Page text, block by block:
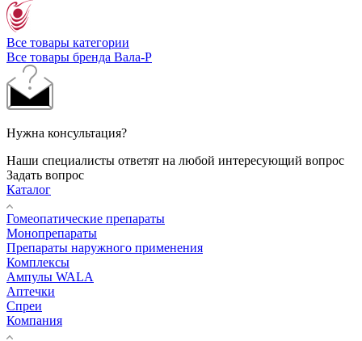
Все товары категории
Все товары бренда Вала-Р
Нужна консультация?
Наши специалисты ответят на любой интересующий вопрос
Задать вопрос
Каталог
Гомеопатические препараты
Монопрепараты
Препараты наружного применения
Комплексы
Ампулы WALA
Аптечки
Спреи
Компания